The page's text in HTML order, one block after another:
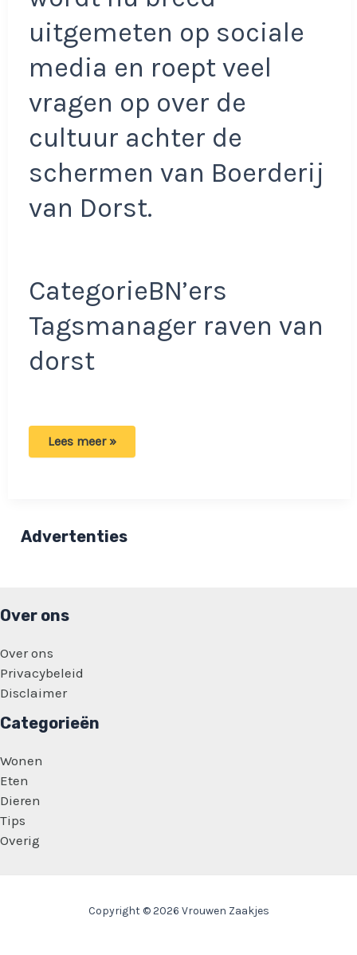
uitgemeten op sociale
media en roept veel
vragen op over de
cultuur achter de
schermen van Boerderij
van Dorst.
CategorieBN’ers
Tagsmanager raven van
dorst
Raven
Bizarre
en
Lees meer »
Advertenties
Over ons
Over ons
Privacybeleid
Disclaimer
Categorieën
Wonen
Eten
Dieren
Tips
Overig
Copyright © 2026 Vrouwen Zaakjes